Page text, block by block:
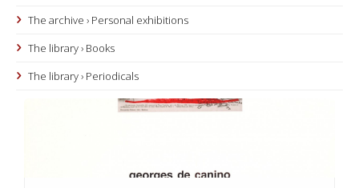
The archive › Personal exhibitions
The library › Books
The library › Periodicals